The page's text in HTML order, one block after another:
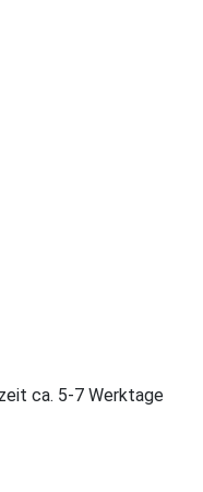
ca. 5-7 Werktage